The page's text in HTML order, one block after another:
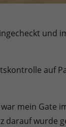
und
auf
mein Gate
darauf wurde